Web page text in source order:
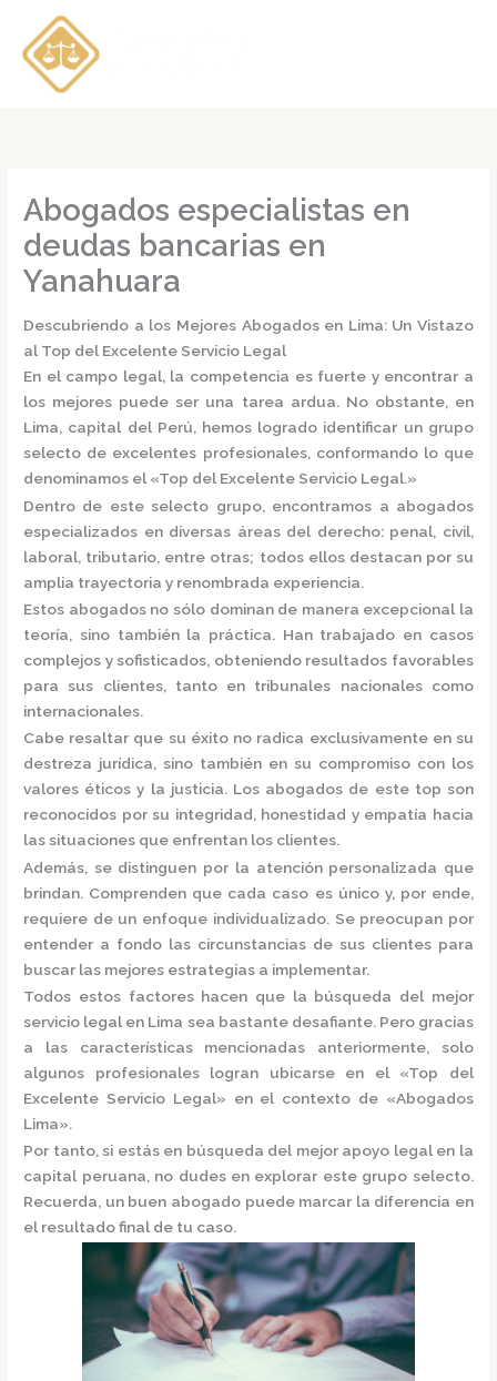
contenido
Abogados especialistas en
deudas bancarias en
Yanahuara
Descubriendo a los Mejores Abogados en Lima: Un Vistazo
al Top del Excelente Servicio Legal
En el campo legal, la competencia es fuerte y encontrar a
los mejores puede ser una tarea ardua. No obstante, en
Lima, capital del Perú, hemos logrado identificar un grupo
selecto de excelentes profesionales, conformando lo que
denominamos el «Top del Excelente Servicio Legal.»
Dentro de este selecto grupo, encontramos a abogados
especializados en diversas áreas del derecho: penal, civil,
laboral, tributario, entre otras; todos ellos destacan por su
amplia trayectoria y renombrada experiencia.
Estos abogados no sólo dominan de manera excepcional la
teoría, sino también la práctica. Han trabajado en casos
complejos y sofisticados, obteniendo resultados favorables
para sus clientes, tanto en tribunales nacionales como
internacionales.
Cabe resaltar que su éxito no radica exclusivamente en su
destreza jurídica, sino también en su compromiso con los
valores éticos y la justicia. Los abogados de este top son
reconocidos por su integridad, honestidad y empatía hacia
las situaciones que enfrentan los clientes.
Además, se distinguen por la atención personalizada que
brindan. Comprenden que cada caso es único y, por ende,
requiere de un enfoque individualizado. Se preocupan por
entender a fondo las circunstancias de sus clientes para
buscar las mejores estrategias a implementar.
Todos estos factores hacen que la búsqueda del mejor
servicio legal en Lima sea bastante desafiante. Pero gracias
a las características mencionadas anteriormente, solo
algunos profesionales logran ubicarse en el «Top del
Excelente Servicio Legal» en el contexto de «Abogados
Lima».
Por tanto, si estás en búsqueda del mejor apoyo legal en la
capital peruana, no dudes en explorar este grupo selecto.
Recuerda, un buen abogado puede marcar la diferencia en
el resultado final de tu caso.